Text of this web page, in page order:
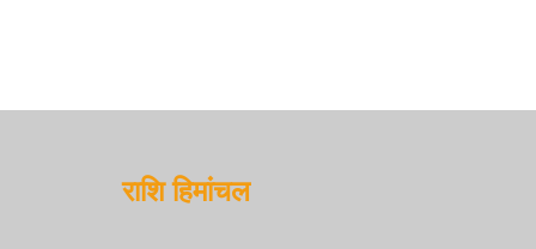
राशि हिमांचल